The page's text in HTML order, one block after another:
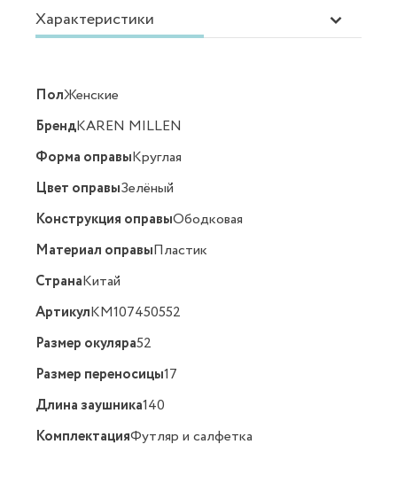
Характеристики
ПолЖенские
БрендKAREN MILLEN
Форма оправыКруглая
Цвет оправыЗелёный
Конструкция оправыОбодковая
Материал оправыПластик
СтранаКитай
АртикулKM107450552
Размер окуляра52
Размер переносицы17
Длина заушника140
КомплектацияФутляр и салфетка